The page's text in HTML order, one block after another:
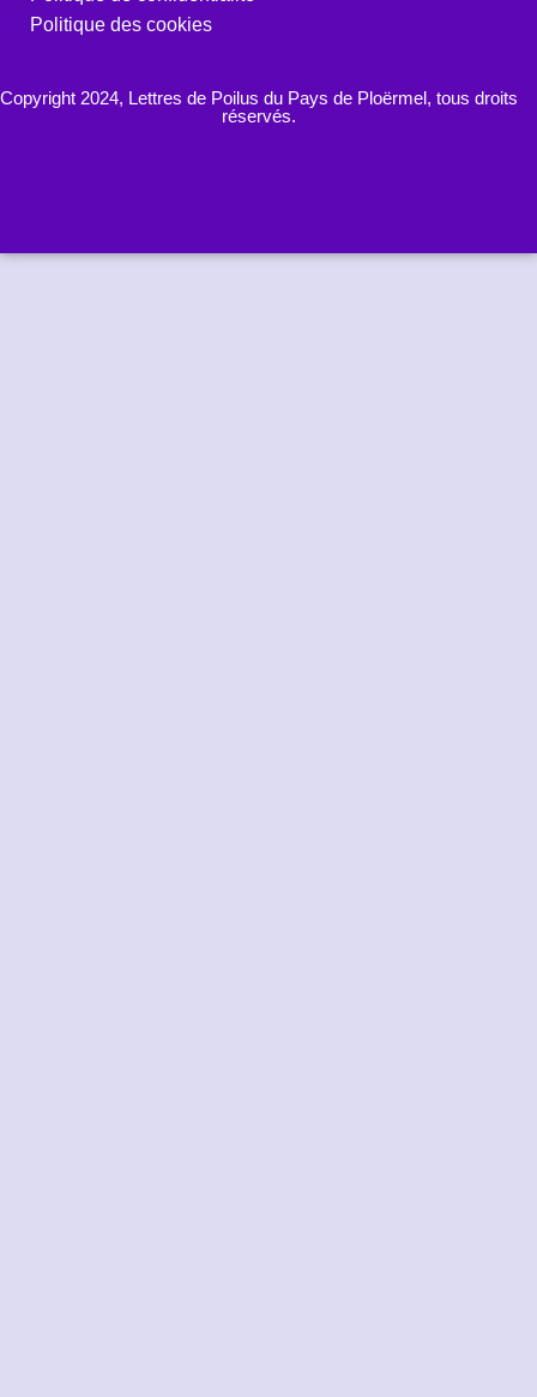
Politique des cookies
Copyright 2024, Lettres de Poilus du Pays de Ploërmel, tous droits
réservés.